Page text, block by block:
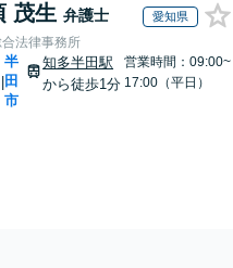
茂生 弁護士 愛知県
法律事務所
|
半
田
市
知多半田駅
から徒歩1分
営業時間：09:00~
17:00（平日）